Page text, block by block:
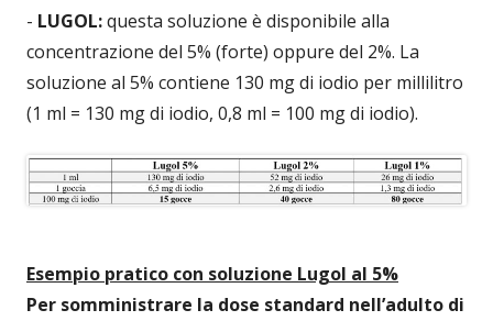
- LUGOL:questa soluzione è disponibile alla
concentrazione del 5% (forte) oppure del 2%. La
soluzione al 5% contiene 130 mg di iodio per millilitro
(1 ml = 130 mg di iodio, 0,8 ml = 100 mg di iodio).
Esempio pratico con soluzione Lugol al 5%
Per somministrare la dose standard nell’adulto di